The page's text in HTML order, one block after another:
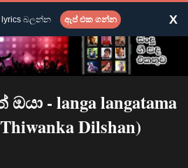
- langa langatama
Dilshan)
lyrics බලන්න ඇප් එක ගන්න X